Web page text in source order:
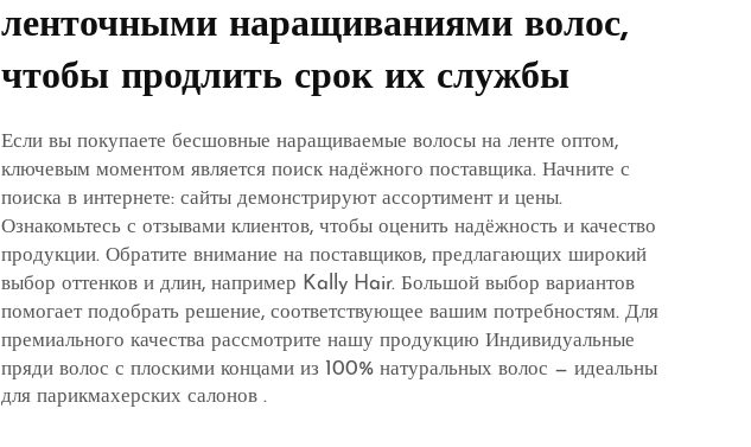
ленточными наращиваниями волос,
чтобы продлить срок их службы
Если вы покупаете бесшовные наращиваемые волосы на ленте оптом,
ключевым моментом является поиск надёжного поставщика. Начните с
поиска в интернете: сайты демонстрируют ассортимент и цены.
Ознакомьтесь с отзывами клиентов, чтобы оценить надёжность и качество
продукции. Обратите внимание на поставщиков, предлагающих широкий
выбор оттенков и длин, например Kally Hair. Большой выбор вариантов
помогает подобрать решение, соответствующее вашим потребностям. Для
премиального качества рассмотрите нашу продукцию Индивидуальные
пряди волос с плоскими концами из 100% натуральных волос — идеальны
для парикмахерских салонов .